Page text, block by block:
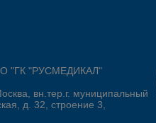
"ГК "РУСМЕДИКАЛ"
вн.тер.г. муниципальный
д. 32, строение 3,